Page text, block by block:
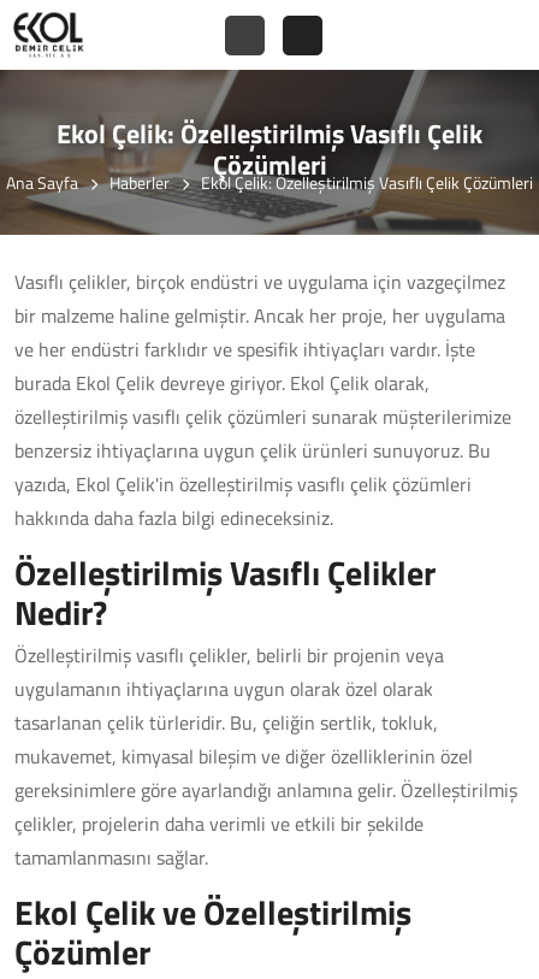
Ekol Çelik: Özelleştirilmiş Vasıflı Çelik
Çözümleri
Ana Sayfa Haberler Ekol Çelik: Özelleştirilmiş Vasıflı Çelik Çözümleri
Vasıflı çelikler, birçok endüstri ve uygulama için vazgeçilmez
bir malzeme haline gelmiştir. Ancak her proje, her uygulama
ve her endüstri farklıdır ve spesifik ihtiyaçları vardır. İşte
burada Ekol Çelik devreye giriyor. Ekol Çelik olarak,
özelleştirilmiş vasıflı çelik çözümleri sunarak müşterilerimize
benzersiz ihtiyaçlarına uygun çelik ürünleri sunuyoruz. Bu
yazıda, Ekol Çelik'in özelleştirilmiş vasıflı çelik çözümleri
hakkında daha fazla bilgi edineceksiniz.
Özelleştirilmiş Vasıflı Çelikler
Nedir?
Özelleştirilmiş vasıflı çelikler, belirli bir projenin veya
uygulamanın ihtiyaçlarına uygun olarak özel olarak
tasarlanan çelik türleridir. Bu, çeliğin sertlik, tokluk,
mukavemet, kimyasal bileşim ve diğer özelliklerinin özel
gereksinimlere göre ayarlandığı anlamına gelir. Özelleştirilmiş
çelikler, projelerin daha verimli ve etkili bir şekilde
tamamlanmasını sağlar.
Ekol Çelik ve Özelleştirilmiş
Çözümler